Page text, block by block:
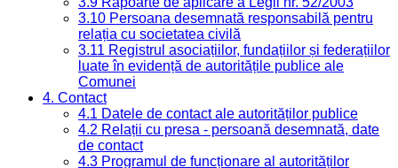
3.10 Persoana desemnată responsabilă pentru
relația cu societatea civilă
3.11 Registrul asociațiilor, fundațiilor și federațiilor
luate în evidență de autoritățile publice ale
Comunei
4. Contact
4.1 Datele de contact ale autorităților publice
4.2 Relații cu presa - persoană desemnată, date
de contact
4.3 Programul de funcționare al autorităților